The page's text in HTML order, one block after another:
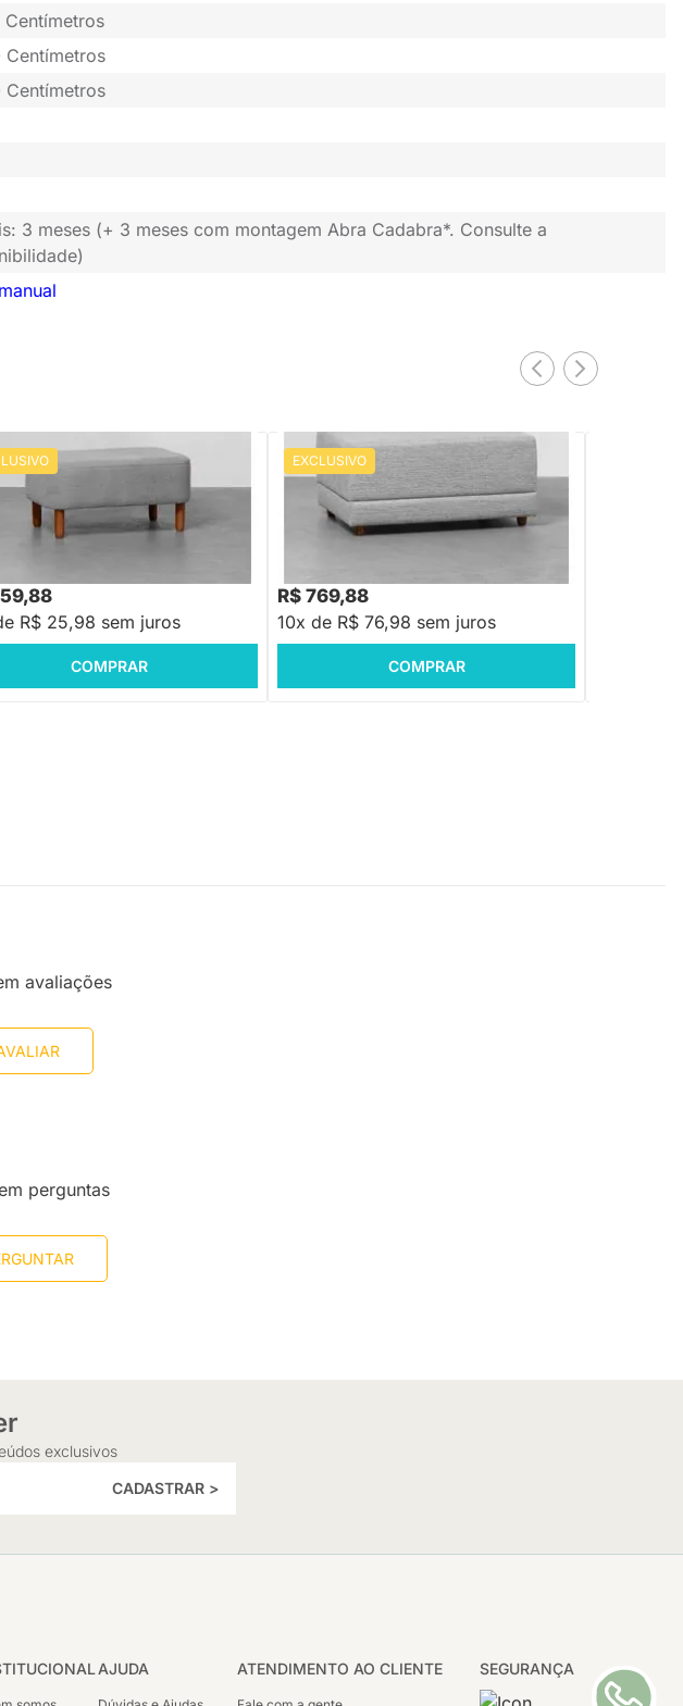
Centímetros
Centímetros
Centímetros
3 meses (+ 3 meses com montagem Abra Cadabra*. Consulte a
PRONTA ENTREGA
Retangular Botonê Concreto
- 72cmx45cm
R$ 25,98 sem juros
COMPRAR
EXCLUSIVO PRONTA ENTREGA
Puff Plug Trama Larga Grafite -
84cmx64cm
R$ 769,88
10x de R$ 76,98 sem juros
COMPRAR
avaliações
perguntas
exclusivos
CADASTRAR >
AJUDA SEGURANÇA
ATENDIMENTO AO CLIENTE